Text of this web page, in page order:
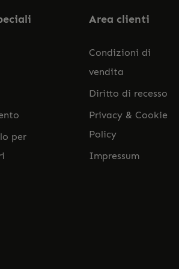
per
Area clienti
Condizioni di
vendita
Diritto di recesso
Privacy & Cookie
Policy
Impressum